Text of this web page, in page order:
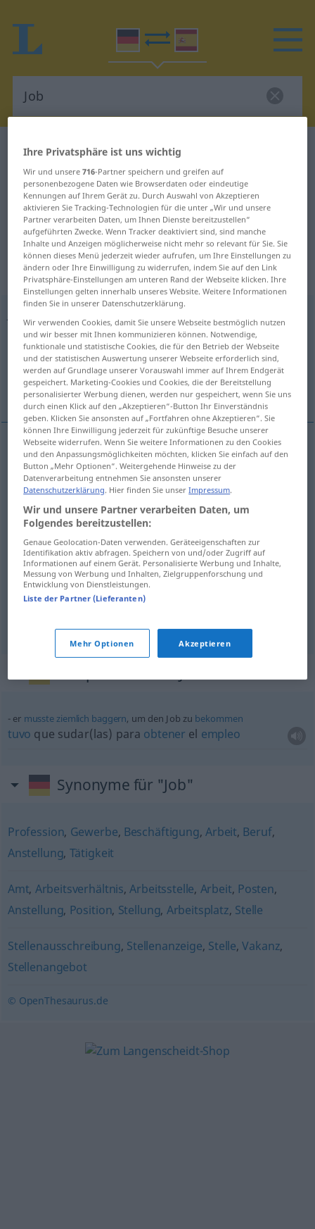
Deutsch-Spanisch Wörterbuch
Deutsch-Spanisch Übersetzung für
"Job"
"Job" Spanisch Übersetzung
„Job“: Maskulinum
Übersicht aller Übersetzungen
(Für mehr Details die Übersetzung anklicken/antippen)
trabajo, curro, empleo tarea
trabajom Job(≈ Arbeit) UMG
empleom Job(≈ Arbeit) UMG
currom Job UMG
tareaf Job IT
er mussteziemlich baggern, um den Job zu bekommen
tuvo que sudar(las) para obtener el empleo
Synonyme für "Job"
Profession, Gewerbe, Beschäftigung,Arbeit, Beruf,
Anstellung, Tätigkeit
Amt, Arbeitsverhältnis,Arbeitsstelle, Arbeit, Posten,
Anstellung, Position, Stellung, Arbeitsplatz, Stelle
Stellenausschreibung, Stellenanzeige, Stelle,Vakanz,
Stellenangebot
© OpenThesaurus.de
Ihre Privatsphäre ist uns wichtig
Wir und unsere716-Partner speichern und greifen auf
personenbezogene Daten wie Browserdaten oder eindeutige
Kennungen auf Ihrem Gerät zu. Durch Auswahl von Akzeptieren
aktivieren Sie Tracking-Technologien für die unter „Wir und unsere
Partner verarbeiten Daten, um Ihnen Dienste bereitzustellen“
aufgeführten Zwecke. Wenn Tracker deaktiviert sind, sind manche
Inhalte und Anzeigen möglicherweise nicht mehr so relevant für Sie. Sie
können dieses Menü jederzeit wieder aufrufen, um Ihre Einstellungen zu
ändern oder Ihre Einwilligung zu widerrufen, indem Sie auf den Link
Privatsphäre-Einstellungen am unteren Rand der Webseite klicken. Ihre
Einstellungen gelten innerhalb unseres Website. Weitere Informationen
finden Sie in unserer Datenschutzerklärung.
Wir verwenden Cookies, damit Sie unsere Webseite bestmöglich nutzen
und wir besser mit Ihnen kommunizieren können. Notwendige,
funktionale und statistische Cookies, die für den Betrieb der Webseite
und der statistischen Auswertung unserer Webseite erforderlich sind,
werden auf Grundlage unserer Vorauswahl immer auf Ihrem Endgerät
gespeichert. Marketing-Cookies und Cookies, die der Bereitstellung
personalisierter Werbung dienen, werden nur gespeichert, wenn Sie uns
durch einen Klick auf den „Akzeptieren“-Button Ihr Einverständnis
geben. Klicken Sie ansonsten auf „Fortfahren ohne Akzeptieren“. Sie
können Ihre Einwilligung jederzeit für zukünftige Besuche unserer
Webseite widerrufen. Wenn Sie weitere Informationen zu den Cookies
und den Anpassungsmöglichkeiten möchten, klicken Sie einfach auf den
Button „Mehr Optionen“. Weitergehende Hinweise zu der
Datenverarbeitung entnehmen Sie ansonsten unserer
Datenschutzerklärung. Hier finden Sie unserImpressum.
Wir und unsere Partner verarbeiten Daten, um
Folgendes bereitzustellen:
Genaue Geolocation-Daten verwenden. Geräteeigenschaften zur
Identifikation aktiv abfragen. Speichern von und/oder Zugriff auf
Informationen auf einem Gerät. Personalisierte Werbung und Inhalte,
Messung von Werbung und Inhalten, Zielgruppenforschung und
Entwicklung von Dienstleistungen.
Liste der Partner (Lieferanten)
Mehr Optionen Akzeptieren